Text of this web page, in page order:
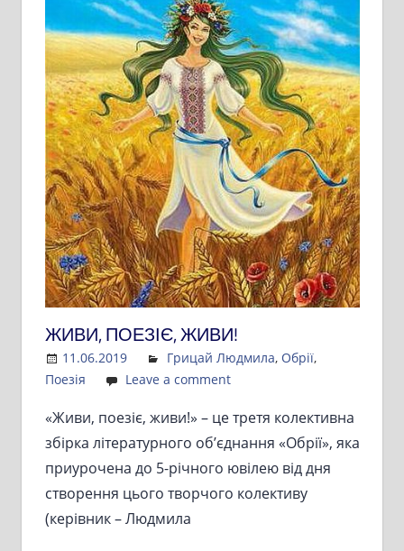
ЖИВИ, ПОЕЗІЄ, ЖИВИ!
11.06.2019 Admin
Грицай Людмила, Обрії,
Поезія
Leave a comment
«Живи, поезіє, живи!» – це третя колективна
збірка літературного об’єднання «Обрії», яка
приурочена до 5-річного ювілею від дня
створення цього творчого колективу
(керівник – Людмила